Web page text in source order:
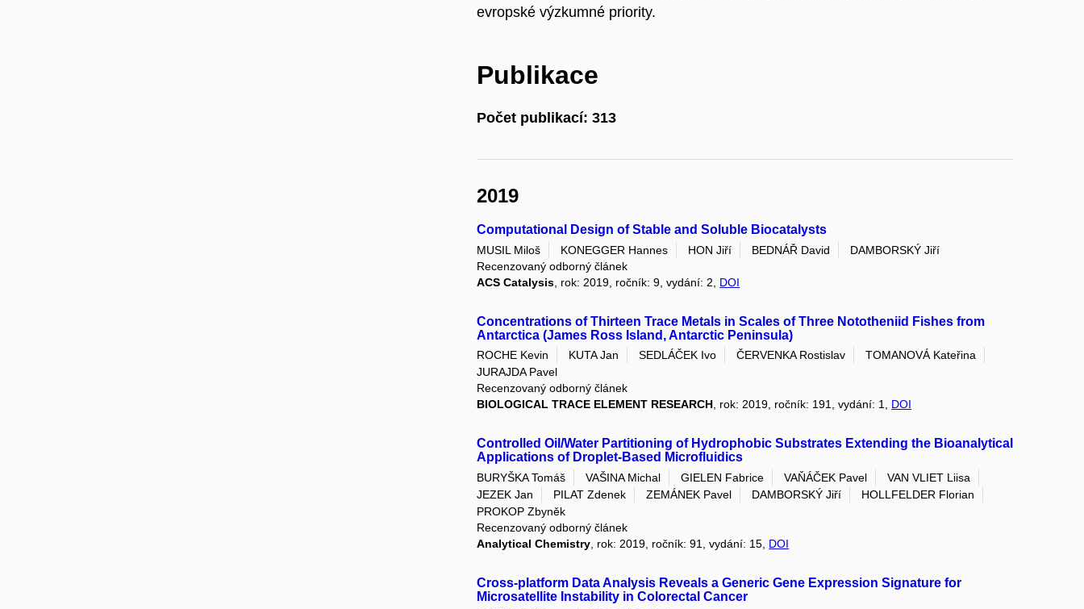
evropské výzkumné priority.
Publikace
Počet publikací: 313
2019
Computational Design of Stable and Soluble Biocatalysts
MUSIL Miloš KONEGGER Hannes HON Jiří BEDNÁŘ David
DAMBORSKÝ Jiří
Recenzovaný odborný článek
ACS Catalysis , rok: 2019, ročník: 9, vydání: 2, DOI
Concentrations of Thirteen Trace Metals in Scales of Three Nototheniid Fishes from
Antarctica (James Ross Island, Antarctic Peninsula)
ROCHE Kevin KUTA Jan SEDLÁČEK Ivo ČERVENKA Rostislav
TOMANOVÁ Kateřina
JURAJDA Pavel
Recenzovaný odborný článek
BIOLOGICAL TRACE ELEMENT RESEARCH, rok: 2019, ročník: 191, vydání: 1, DOI
Controlled Oil/Water Partitioning of Hydrophobic Substrates Extending the Bioanalytical
Applications of Droplet-Based Microfluidics
BURYŠKA Tomáš VAŠINA Michal GIELEN Fabrice VAŇÁČEK Pavel
VAN VLIET Liisa
JEZEK Jan
PILAT Zdenek ZEMÁNEK Pavel DAMBORSKÝ Jiří
HOLLFELDER Florian
PROKOP Zbyněk
Recenzovaný odborný článek
Analytical Chemistry , rok: 2019, ročník: 91, vydání: 15, DOI
Cross-platform Data Analysis Reveals a Generic Gene Expression Signature for
Microsatellite Instability in Colorectal Cancer